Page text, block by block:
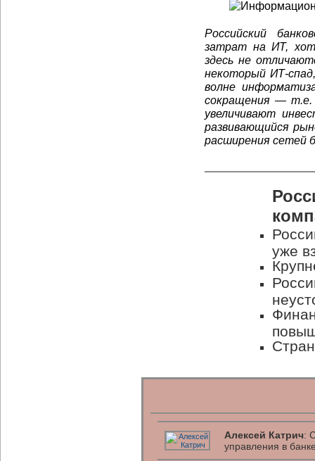
Российский
затрат на ИТ,
здесь не
некоторый ИТ-
волне
сокращения — т.е.
увеличивают
развивающийся
расширения сетей
уже
Алексей Катрич:
управления в